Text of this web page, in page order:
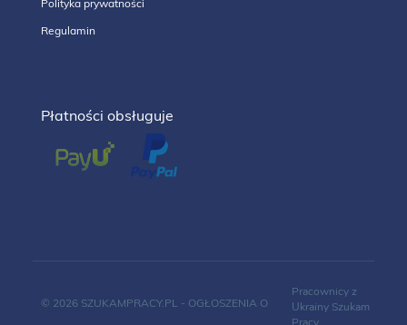
Polityka prywatności
Regulamin
Płatności obsługuje
© 2026 SZUKAMPRACY.PL - OGŁOSZENIA O
Pracownicy z
Ukrainy Szukam
Pracy